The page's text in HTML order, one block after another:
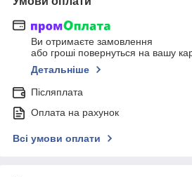
Ви отримаєте замовлення
або гроші повернуться на вашу
Детальніше
Післяплата
Оплата на рахунок
Всі умови оплати